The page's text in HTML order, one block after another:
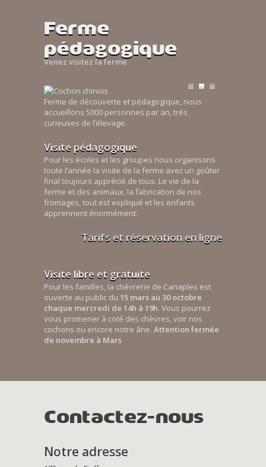
Ferme
pédagogique
Venez visitez la ferme
Ferme de découverte et pédagogique, nous
accueillons 5000 personnes par an, trés
curieuses de l’élevage.
Visite pédagogique
Pour les écoles et les groupes nous organisons
toute l’année la visite de la ferme avec un goûter
final toujours apprécié de tous. Le vie de la
ferme et des animaux, la fabrication de nos
fromages, tout est expliqué et les enfants
apprennent énormément.
Tarifs et réservation en ligne
Visite libre et gratuite
Pour les familles, la chèvrerie de Canaples est
ouverte au public du 15 mars au 30 octobre
chaque mercredi de 14h à 19h. Vous pourrez
vous promener à coté des chèvres, voir nos
cochons ou encore notre âne. Attention fermée
de novembre à Mars
Contactez-nous
Notre adresse